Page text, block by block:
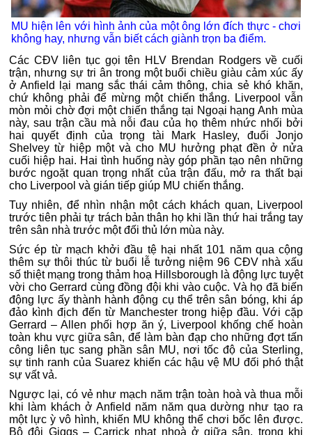
MU hiện lên với hình ảnh của một ông lớn đích thực - chơi
không hay, nhưng vẫn biết cách giành trọn ba điểm.
Các CĐV liên tục gọi tên HLV Brendan Rodgers về cuối
trận, nhưng sự tri ân trong một buổi chiều giàu cảm xúc ấy
ở Anfield lại mang sắc thái cảm thông, chia sẻ khó khăn,
chứ không phải để mừng một chiến thắng. Liverpool vẫn
mòn mỏi chờ đợi một chiến thắng tại Ngoại hạng Anh mùa
này, sau trận cầu mà nỗi đau của họ thêm nhức nhối bởi
hai quyết định của trọng tài Mark Hasley, đuổi Jonjo
Shelvey từ hiệp một và cho MU hưởng phạt đền ở nửa
cuối hiệp hai. Hai tình huống này góp phần tạo nên những
bước ngoặt quan trọng nhất của trận đấu, mở ra thất bại
cho Liverpool và gián tiếp giúp MU chiến thắng.
Tuy nhiên, để nhìn nhận một cách khách quan, Liverpool
trước tiên phải tự trách bản thân họ khi lần thứ hai trắng tay
trên sân nhà trước một đối thủ lớn mùa này.
Sức ép từ mạch khởi đầu tệ hại nhất 101 năm qua cộng
thêm sự thôi thúc từ buổi lễ tưởng niệm 96 CĐV nhà xấu
số thiệt mạng trong thảm hoạ Hillsborough là động lực tuyệt
vời cho Gerrard cùng đồng đội khi vào cuộc. Và họ đã biến
động lực ấy thành hành động cụ thể trên sân bóng, khi áp
đảo kình địch đến từ Manchester trong hiệp đầu. Với cặp
Gerrard – Allen phối hợp ăn ý, Liverpool khống chế hoàn
toàn khu vực giữa sân, để làm bàn đạp cho những đợt tấn
công liên tục sang phần sân MU, nơi tốc độ của Sterling,
sự tinh ranh của Suarez khiến các hậu vệ MU đối phó thật
sự vất vả.
Ngược lại, có vẻ như mạch năm trận toàn hoà và thua mỗi
khi làm khách ở Anfield năm năm qua dường như tạo ra
một lực ỳ vô hình, khiến MU không thể chơi bốc lên được.
Bộ đôi Giggs – Carrick nhạt nhoà ở giữa sân, trong khi